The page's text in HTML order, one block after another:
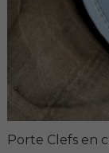
Porte Clefs en